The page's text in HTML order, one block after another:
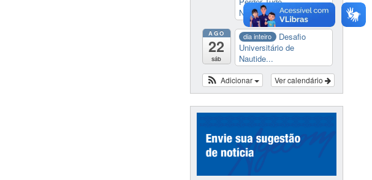
Novament...
AGO
22
sáb
dia inteiro
Desafio
Universitário de
Nautide...
Ver calendário
Adicionar